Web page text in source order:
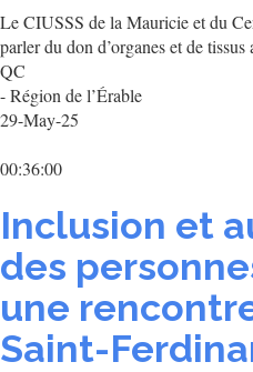
Le CIUSSS de la Mauricie et du
parler du don d’organes et de tissus
QC
- Région de l’Érable
29-May-25
00:36:00
Inclusion et
des
une
Saint-